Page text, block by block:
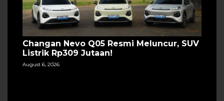
Changan Nevo Q05 Resmi Meluncur, SUV
Listrik Rp309 Jutaan!
August 6, 2026